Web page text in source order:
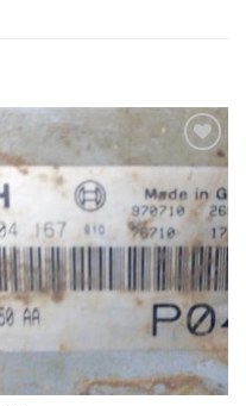
İstek
Listeme
Ekle